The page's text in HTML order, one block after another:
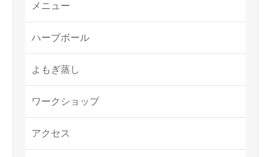
メニュー
ハーブボール
よもぎ蒸し
ワークショップ
アクセス